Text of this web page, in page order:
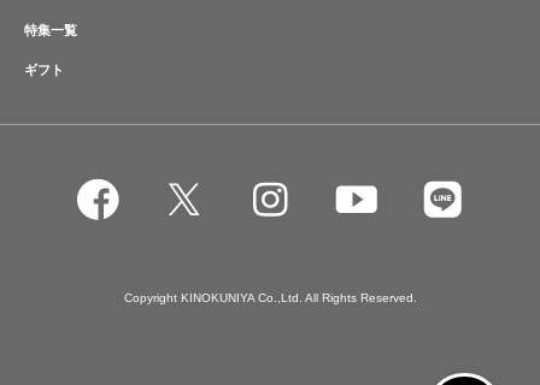
特集一覧
ギフト
Copyright KINOKUNIYA Co.,Ltd. All Rights Reserved.